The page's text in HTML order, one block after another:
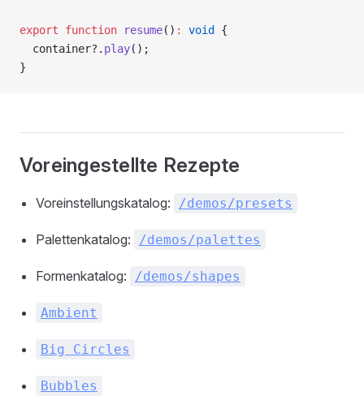
export function resume() : void
{
  container?.
play();
}
Voreingestellte Rezepte
Voreinstellungskatalog: /demos/presets
Palettenkatalog: /demos/palettes
Formenkatalog: /demos/shapes
Ambient
Big Circles
Bubbles